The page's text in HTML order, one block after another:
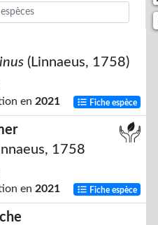
(Linnaeus, 1758)
en 2021 Fiche espèce
1758
en 2021 Fiche espèce